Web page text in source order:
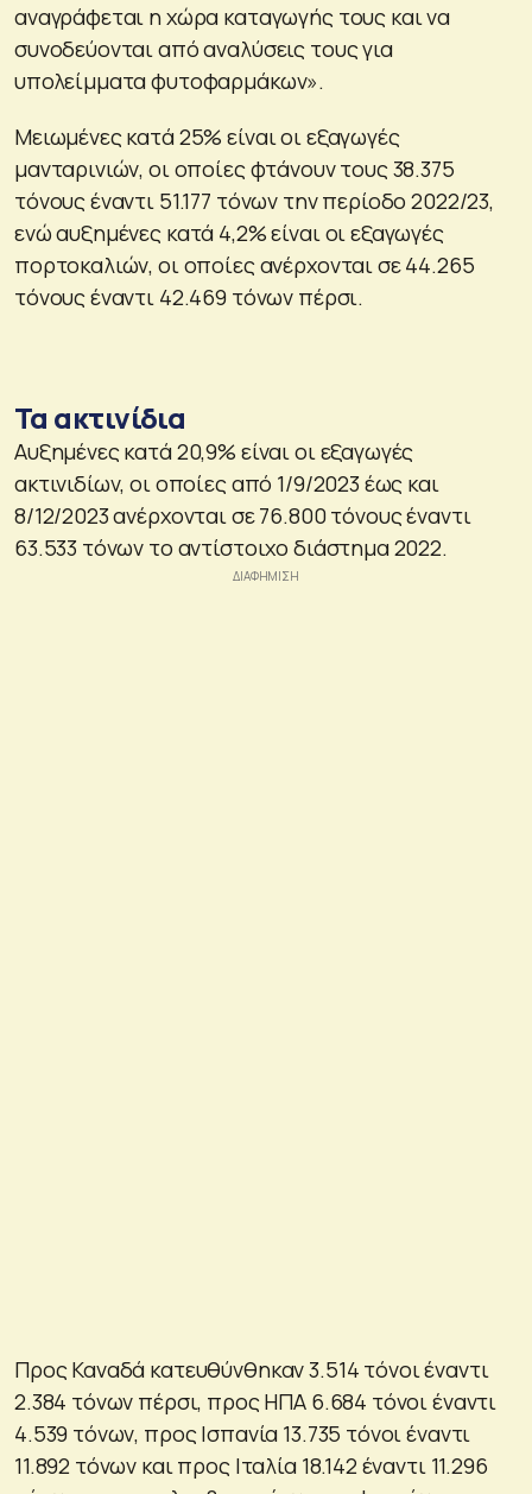
αναγράφεται η χώρα καταγωγής τους και να
συνοδεύονται από αναλύσεις τους για
υπολείμματα φυτοφαρμάκων».
Μειωμένες κατά 25% είναι οι εξαγωγές
μανταρινιών, οι οποίες φτάνουν τους 38.375
τόνους έναντι 51.177 τόνων την περίοδο 2022/23,
ενώ αυξημένες κατά 4,2% είναι οι εξαγωγές
πορτοκαλιών, οι οποίες ανέρχονται σε 44.265
τόνους έναντι 42.469 τόνων πέρσι.
Τα ακτινίδια
Αυξημένες κατά 20,9% είναι οι εξαγωγές
ακτινιδίων, οι οποίες από 1/9/2023 έως και
8/12/2023 ανέρχονται σε 76.800 τόνους έναντι
63.533 τόνων το αντίστοιχο διάστημα 2022.
Προς Καναδά κατευθύνθηκαν 3.514 τόνοι έναντι
2.384 τόνων πέρσι, προς ΗΠΑ 6.684 τόνοι έναντι
4.539 τόνων, προς Ισπανία 13.735 τόνοι έναντι
11.892 τόνων και προς Ιταλία 18.142 έναντι 11.296